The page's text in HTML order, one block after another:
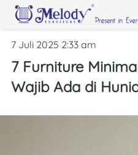
7 Juli 2025 2:33 am
7 Furniture
Wajib Ada di